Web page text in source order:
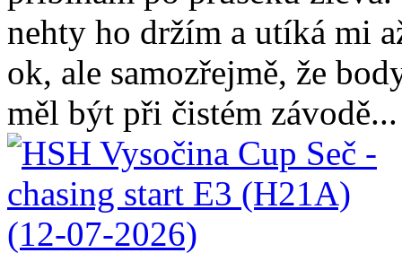
nehty ho držím a utíká mi
ok, ale samozřejmě, že
měl být při čistém závodě...